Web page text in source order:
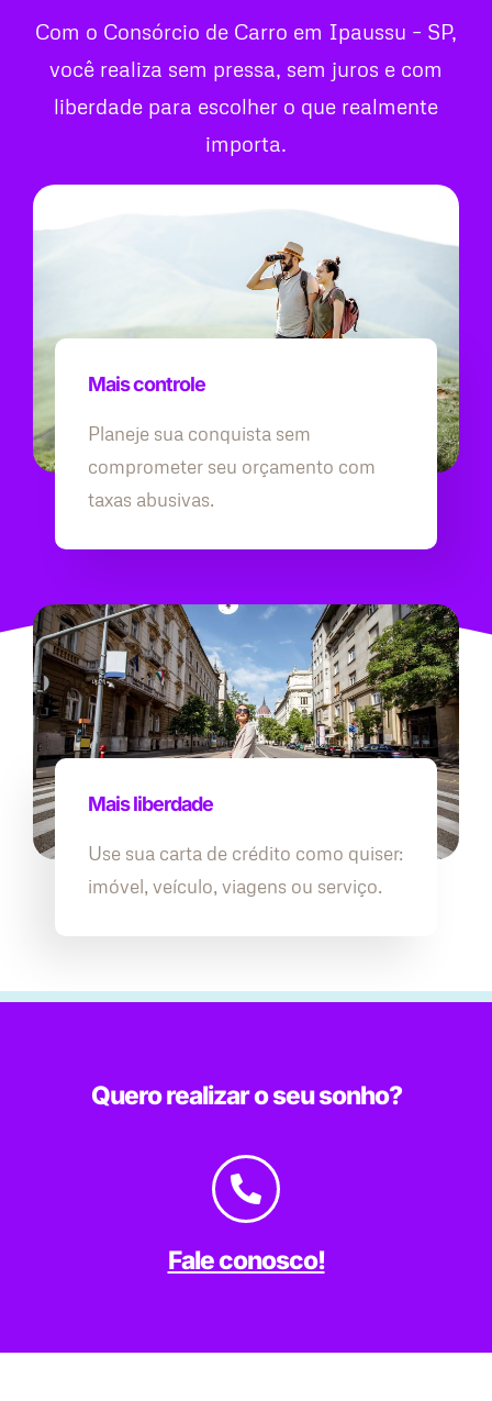
Com o Consórcio de Carro em Ipaussu – SP,
você realiza sem pressa, sem juros e com
liberdade para escolher o que realmente
importa.
Mais controle
Planeje sua conquista sem
comprometer seu orçamento com
taxas abusivas.
Mais liberdade
Use sua carta de crédito como quiser:
imóvel, veículo, viagens ou serviço.
Quero realizar o seu sonho?
Fale conosco!